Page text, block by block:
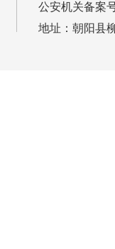
公安机关备案
地址：朝阳县